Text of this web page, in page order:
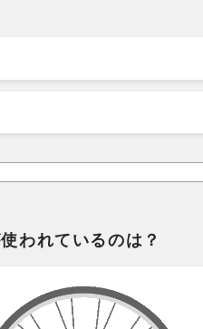
われているのは？